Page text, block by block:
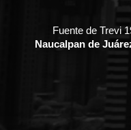
Fuente de Trevi
Naucalpan de